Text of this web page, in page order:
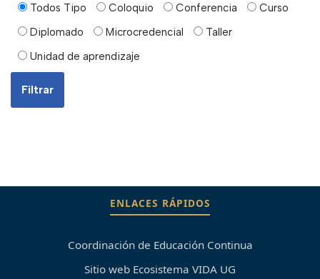
Todos Tipo Coloquio Conferencia
Curso
Diplomado
Microcredencial
Taller
Unidad de aprendizaje
ENLACES RÁPIDOS
Coordinación de Educación Continua
Sitio web Ecosistema VIDA UG